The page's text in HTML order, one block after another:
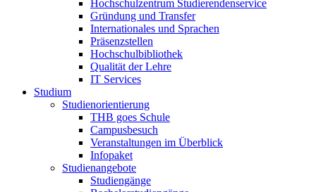
Hochschulzentrum Studierendenservice
Gründung und Transfer
Internationales und Sprachen
Präsenzstellen
Hochschulbibliothek
Qualität der Lehre
IT Services
Studium
Studienorientierung
THB goes Schule
Campusbesuch
Veranstaltungen im Überblick
Infopaket
Studienangebote
Studiengänge